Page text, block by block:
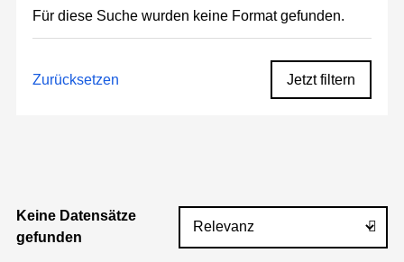
Für diese Suche wurden keine Format gefunden.
Zurücksetzen Jetzt filtern
Keine Datensätze
gefunden